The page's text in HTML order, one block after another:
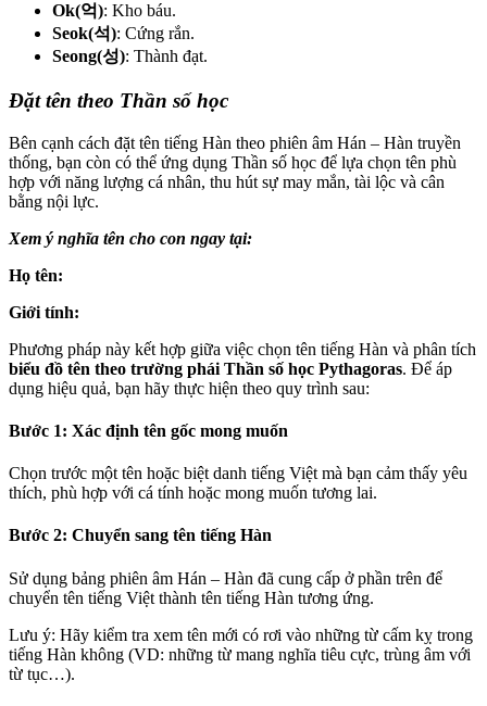
Ok(억): Kho báu.
Seok(석): Cứng rắn.
Seong(성): Thành đạt.
Đặt tên theo Thần số học
Bên cạnh cách đặt tên tiếng Hàn theo phiên âm Hán – Hàn truyền
thống, bạn còn có thể ứng dụng Thần số học để lựa chọn tên phù
hợp với năng lượng cá nhân, thu hút sự may mắn, tài lộc và cân
bằng nội lực.
Xem ý nghĩa tên cho con ngay tại:
Họ tên:
Giới tính:
Phương pháp này kết hợp giữa việc chọn tên tiếng Hàn và phân tích
biểu đồ tên theo trường phái Thần số học Pythagoras. Để áp
dụng hiệu quả, bạn hãy thực hiện theo quy trình sau:
Bước 1: Xác định tên gốc mong muốn
Chọn trước một tên hoặc biệt danh tiếng Việt mà bạn cảm thấy yêu
thích, phù hợp với cá tính hoặc mong muốn tương lai.
Bước 2: Chuyển sang tên tiếng Hàn
Sử dụng bảng phiên âm Hán – Hàn đã cung cấp ở phần trên để
chuyển tên tiếng Việt thành tên tiếng Hàn tương ứng.
Lưu ý: Hãy kiểm tra xem tên mới có rơi vào những từ cấm kỵ trong
tiếng Hàn không (VD: những từ mang nghĩa tiêu cực, trùng âm với
từ tục…).